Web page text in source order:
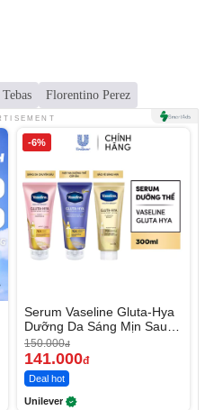
Florentino Perez
-6%
Serum Vaseline Gluta-Hya
Dưỡng Da Sáng Mịn Sau 7
Ngày
150.000đ
141.000đ
Deal hot
Unilever